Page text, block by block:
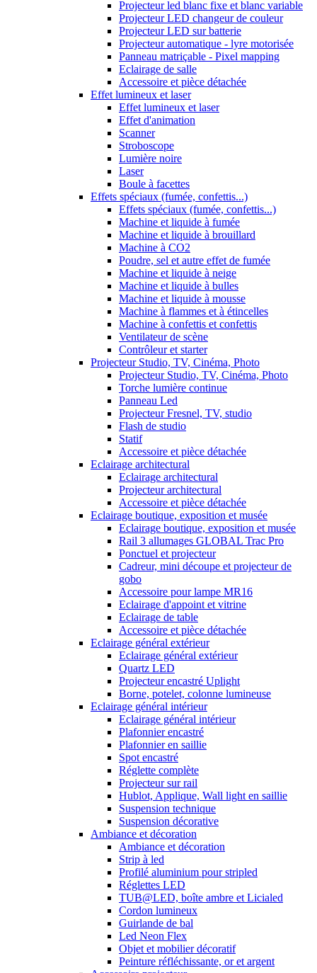
Projecteur led blanc fixe et blanc variable
Projecteur LED changeur de couleur
Projecteur LED sur batterie
Projecteur automatique - lyre motorisée
Panneau matriçable - Pixel mapping
Eclairage de salle
Accessoire et pièce détachée
Effet lumineux et laser
Effet lumineux et laser
Effet d'animation
Scanner
Stroboscope
Lumière noire
Laser
Boule à facettes
Effets spéciaux (fumée, confettis...)
Effets spéciaux (fumée, confettis...)
Machine et liquide à fumée
Machine et liquide à brouillard
Machine à CO2
Poudre, sel et autre effet de fumée
Machine et liquide à neige
Machine et liquide à bulles
Machine et liquide à mousse
Machine à flammes et à étincelles
Machine à confettis et confettis
Ventilateur de scène
Contrôleur et starter
Projecteur Studio, TV, Cinéma, Photo
Projecteur Studio, TV, Cinéma, Photo
Torche lumière continue
Panneau Led
Projecteur Fresnel, TV, studio
Flash de studio
Statif
Accessoire et pièce détachée
Eclairage architectural
Eclairage architectural
Projecteur architectural
Accessoire et pièce détachée
Eclairage boutique, exposition et musée
Eclairage boutique, exposition et musée
Rail 3 allumages GLOBAL Trac Pro
Ponctuel et projecteur
Cadreur, mini découpe et projecteur de
gobo
Accessoire pour lampe MR16
Eclairage d'appoint et vitrine
Eclairage de table
Accessoire et pièce détachée
Eclairage général extérieur
Eclairage général extérieur
Quartz LED
Projecteur encastré Uplight
Borne, potelet, colonne lumineuse
Eclairage général intérieur
Eclairage général intérieur
Plafonnier encastré
Plafonnier en saillie
Spot encastré
Réglette complète
Projecteur sur rail
Hublot, Applique, Wall light en saillie
Suspension technique
Suspension décorative
Ambiance et décoration
Ambiance et décoration
Strip à led
Profilé aluminium pour stripled
Réglettes LED
TUB@LED, boîte ambre et Licialed
Cordon lumineux
Guirlande de bal
Led Neon Flex
Objet et mobilier décoratif
Peinture réfléchissante, or et argent